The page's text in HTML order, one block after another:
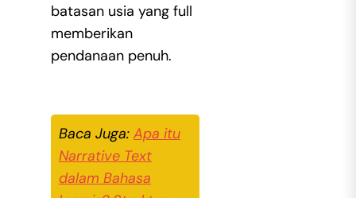
batasan usia yang full
memberikan
pendanaan penuh.
Baca Juga: Apa itu
Narrative Text
dalam Bahasa